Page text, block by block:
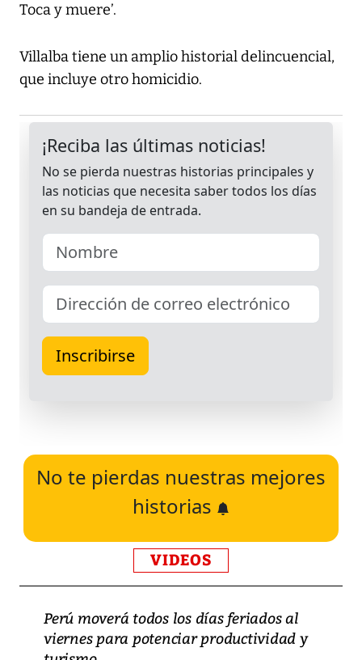
Toca y muere’.
Villalba tiene un amplio historial delincuencial,
que incluye otro homicidio.
No te pierdas nuestras mejores
historias
VIDEOS
Perú moverá todos los días feriados al
viernes para potenciar productividad y